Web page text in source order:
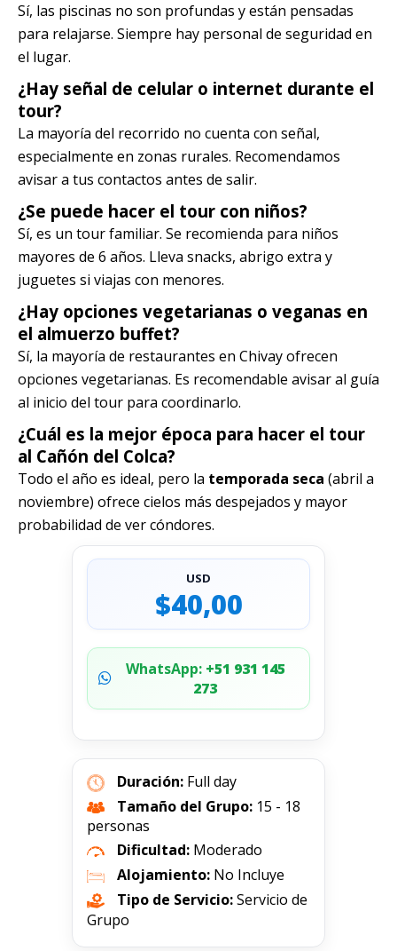
Sí, las piscinas no son profundas y están pensadas
para relajarse. Siempre hay personal de seguridad en
el lugar.
¿Hay señal de celular o internet durante el
tour?
La mayoría del recorrido no cuenta con señal,
especialmente en zonas rurales. Recomendamos
avisar a tus contactos antes de salir.
¿Se puede hacer el tour con niños?
Sí, es un tour familiar. Se recomienda para niños
mayores de 6 años. Lleva snacks, abrigo extra y
juguetes si viajas con menores.
¿Hay opciones vegetarianas o veganas en
el almuerzo buffet?
Sí, la mayoría de restaurantes en Chivay ofrecen
opciones vegetarianas. Es recomendable avisar al guía
al inicio del tour para coordinarlo.
¿Cuál es la mejor época para hacer el tour
al Cañón del Colca?
Todo el año es ideal, pero la temporada seca (abril a
noviembre) ofrece cielos más despejados y mayor
probabilidad de ver cóndores.
USD
$40,00
WhatsApp:+51 931 145
273
Duración: Full day
Tamaño del Grupo: 15 - 18
personas
Dificultad: Moderado
Alojamiento: No Incluye
Tipo de Servicio:Servicio de
Grupo